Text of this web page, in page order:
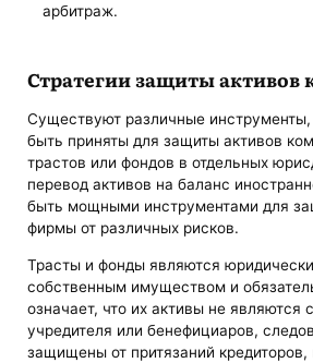
арбитраж.
Стратегии защиты активов
Существуют различные инструменты,
быть приняты для защиты активов
трастов или фондов в отдельных
перевод активов на баланс
быть мощными инструментами для
фирмы от различных рисков.
Трасты и фонды являются
собственным имуществом и
означает, что их активы не являются
учредителя или бенефициаров,
защищены от притязаний кредиторов,